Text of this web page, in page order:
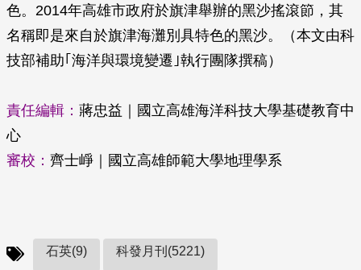
色。2014年高雄市政府於旗津舉辦的黑沙搖滾節，其
名稱即是來自於旗津海灘別具特色的黑沙。（本文由科
技部補助｢海洋與環境變遷｣執行團隊撰稿）
責任編輯： 蔣忠益｜國立高雄海洋科技大學基礎教育中
心
審校： 齊士崢｜國立高雄師範大學地理學系
石英(9) 科發月刊(5221)